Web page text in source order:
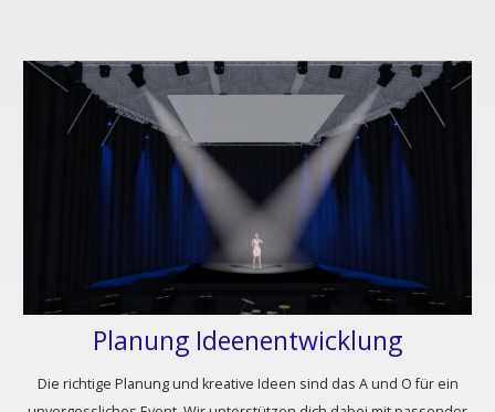
Planung Ideenentwicklung​
Die richtige Planung und kreative Ideen sind das A und O für ein